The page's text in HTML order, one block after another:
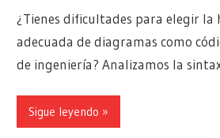
¿Tienes dificultades para elegir la
adecuada de diagramas como
de ingeniería? Analizamos la
Sigue leyendo